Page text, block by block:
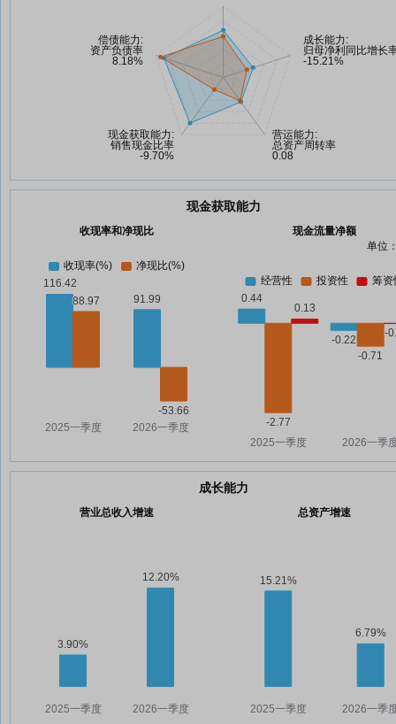
现金获取能力
收现率和净现比
现金流量净额
单位
成长能力
营业总收入增速 总资产增速